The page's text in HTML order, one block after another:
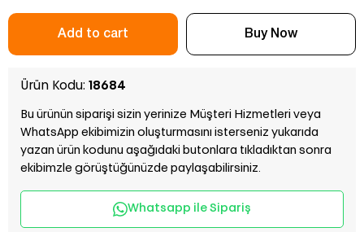
Ürün Kodu: 18684
Bu ürünün siparişi sizin yerinize Müşteri Hizmetleri veya
WhatsApp ekibimizin oluşturmasını isterseniz yukarıda
yazan ürün kodunu aşağıdaki butonlara tıkladıktan sonra
ekibimzle görüştüğünüzde paylaşabilirsiniz.
Whatsapp ile Sipariş